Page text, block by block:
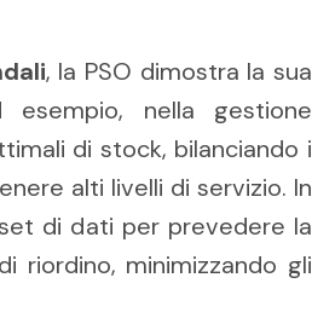
, la PSO dimostra la sua
nella gestione
di stock, bilanciando i
alti livelli di servizio. In
di dati per prevedere la
riordino, minimizzando gli